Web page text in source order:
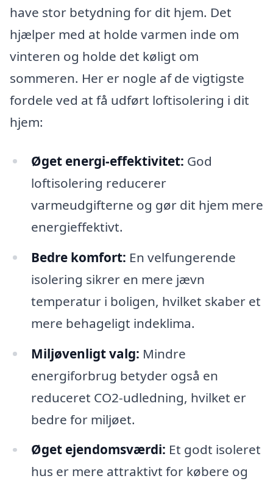
have stor betydning for dit hjem. Det
hjælper med at holde varmen inde om
vinteren og holde det køligt om
sommeren. Her er nogle af de vigtigste
fordele ved at få udført loftisolering i dit
hjem:
Øget energi-effektivitet: God
loftisolering reducerer
varmeudgifterne og gør dit hjem mere
energieffektivt.
Bedre komfort: En velfungerende
isolering sikrer en mere jævn
temperatur i boligen, hvilket skaber et
mere behageligt indeklima.
Miljøvenligt valg: Mindre
energiforbrug betyder også en
reduceret CO2-udledning, hvilket er
bedre for miljøet.
Øget ejendomsværdi: Et godt isoleret
hus er mere attraktivt for købere og